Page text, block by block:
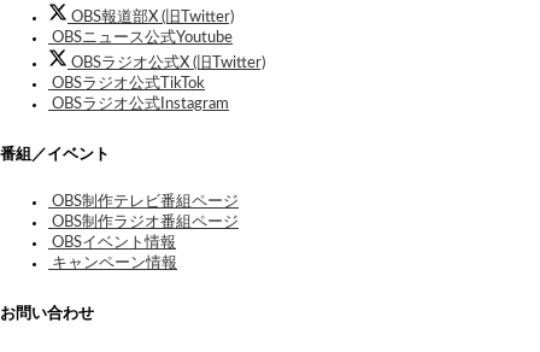
OBS報道部X (旧Twitter)
OBSニュース公式Youtube
OBSラジオ公式X (旧Twitter)
OBSラジオ公式TikTok
OBSラジオ公式Instagram
番組／イベント
OBS制作テレビ番組ページ
OBS制作ラジオ番組ページ
OBSイベント情報
キャンペーン情報
お問い合わせ